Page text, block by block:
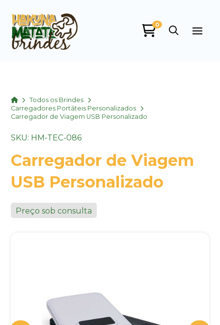
0
HomeTodos os Brindes
Carregadores Portáteis Personalizados
Carregador de Viagem USB Personalizado
SKU: HM-TEC-086
Carregador de Viagem
USB Personalizado
Preço sob consulta